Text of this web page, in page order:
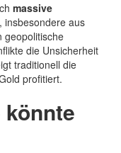
massive
, insbesondere aus
geopolitische
die Unsicherheit
traditionell die
profitiert.
könnte